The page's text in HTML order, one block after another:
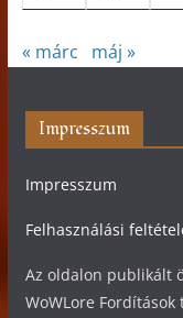
« márc máj »
Impresszum
Impresszum
Felhasználási
Az oldalon publikált
WoWLore